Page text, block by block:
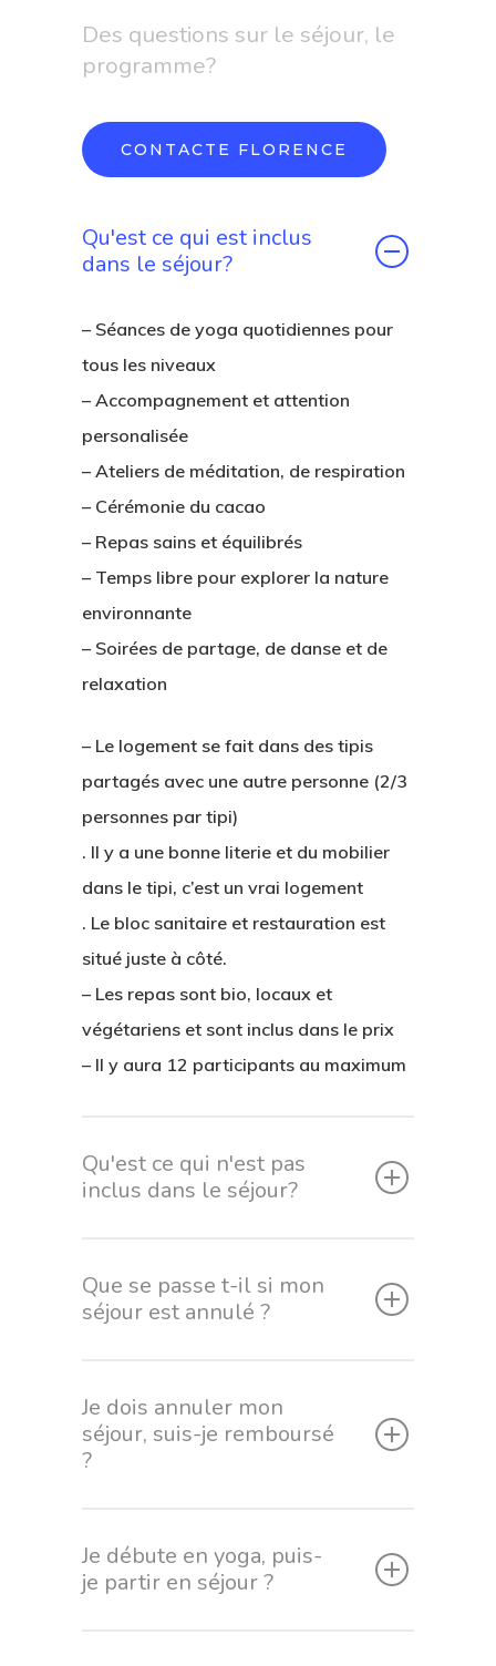
Des questions sur le séjour, le
programme?
CONTACTE FLORENCE
Qu'est ce qui est inclus
dans le séjour?
– Séances de yoga quotidiennes pour
tous les niveaux
– Accompagnement et attention
personalisée
– Ateliers de méditation, de respiration
– Cérémonie du cacao
– Repas sains et équilibrés
– Temps libre pour explorer la nature
environnante
– Soirées de partage, de danse et de
relaxation
– Le logement se fait dans des tipis
partagés avec une autre personne (2/3
personnes par tipi)
. Il y a une bonne literie et du mobilier
dans le tipi, c’est un vrai logement
. Le bloc sanitaire et restauration est
situé juste à côté.
– Les repas sont bio, locaux et
végétariens et sont inclus dans le prix
– Il y aura 12 participants au maximum
Qu'est ce qui n'est pas
inclus dans le séjour?
Que se passe t-il si mon
séjour est annulé ?
Je dois annuler mon
séjour, suis-je remboursé
?
Je débute en yoga, puis-
je partir en séjour ?